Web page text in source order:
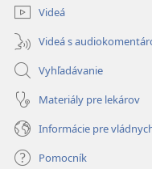
Videá
Videá s
Vyhľadávanie
Materiály pre lekárov
Informácie pre
Pomocník